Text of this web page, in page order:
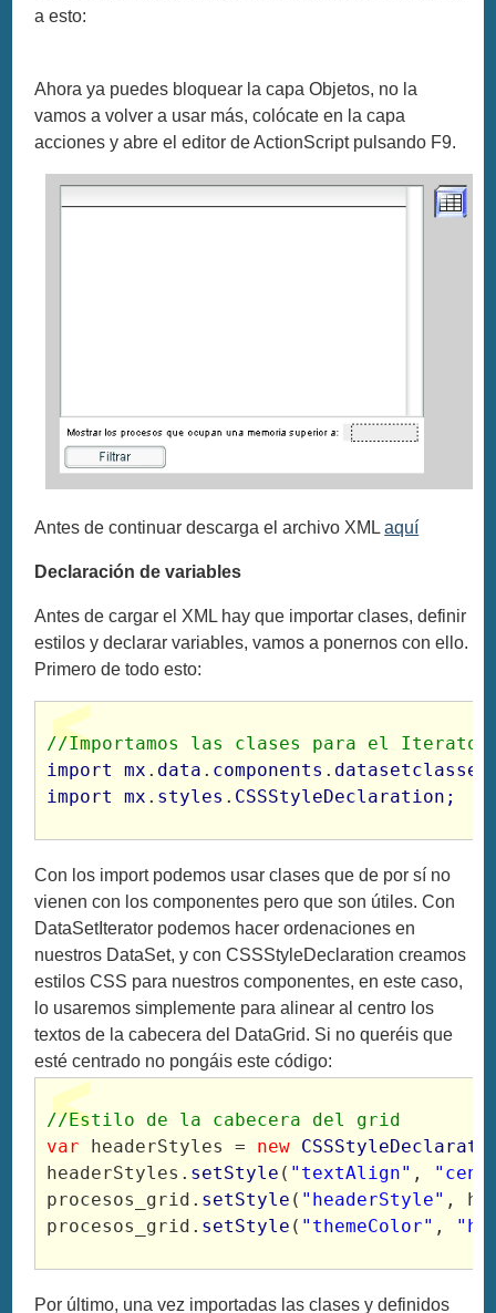
a esto:
Ahora ya puedes bloquear la capa Objetos, no la
vamos a volver a usar más, colócate en la capa
acciones y abre el editor de ActionScript pulsando F9.
Antes de continuar descarga el archivo XMLaquí
Declaración de variables
Antes de cargar el XML hay que importar clases, definir
estilos y declarar variables, vamos a ponernos con ello.
Primero de todo esto:
//Importamos las clases para el
import mx . data . components . datasetclasses
import mx . styles . CSSStyleDeclaration;
Con los import podemos usar clases que de por sí no
vienen con los componentes pero que son útiles. Con
DataSetIterator podemos hacer ordenaciones en
nuestros DataSet, y con CSSStyleDeclaration creamos
estilos CSS para nuestros componentes, en este caso,
lo usaremos simplemente para alinear al centro los
textos de la cabecera del DataGrid. Si no queréis que
esté centrado no pongáis este código:
//Estilo de la cabecera del grid
var headerStyles = new
headerStyles. setStyle ( "textAlign" ,
procesos_grid. setStyle ( "headerStyle" ,
procesos_grid. setStyle ( "themeColor" ,
Por último, una vez importadas las clases y definidos